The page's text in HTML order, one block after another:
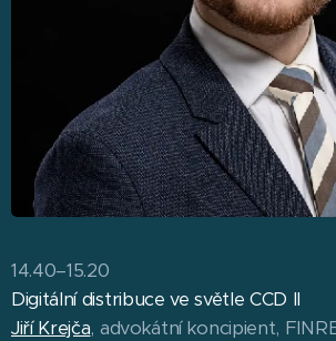
14.40–15.20
Digitální distribuce ve světle CCD II
Jiří Krejča, advokátní koncipient,